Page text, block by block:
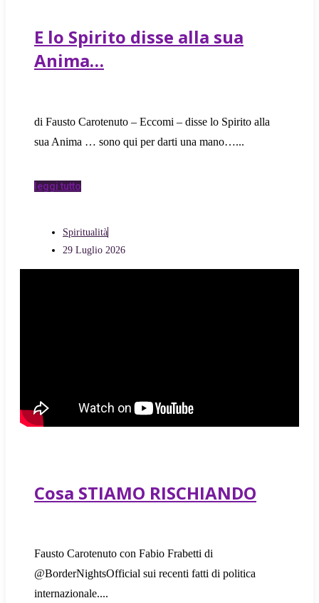
E lo Spirito disse alla sua
Anima…
di Fausto Carotenuto – Eccomi – disse lo Spirito alla
sua Anima … sono qui per darti una mano…
leggi tutto
Spiritualità
29 Luglio 2026
Cosa STIAMO RISCHIANDO
Fausto Carotenuto con Fabio Frabetti di
@BorderNightsOfficial sui recenti fatti di politica
internazionale.